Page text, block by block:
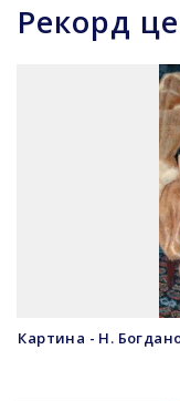
Рекорд
Картина - Н.